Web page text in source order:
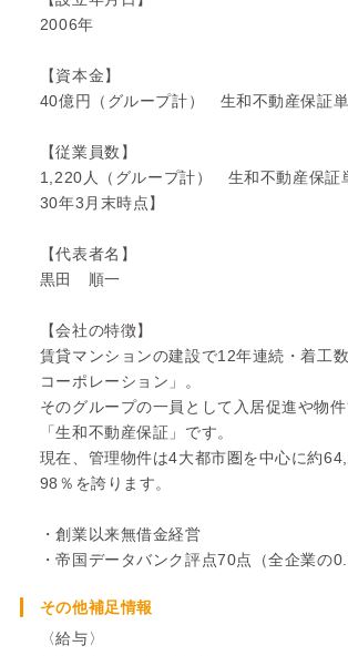
2006年
【資本金】
40億円（グループ計） 生和不動産保証
【従業員数】
1,220人（グループ計） 生和不動産保証
30年3月末時点】
【代表者名】
黒田 順一
【会社の特徴】
賃貸マンションの建設で12年連続・着工
コーポレーション」。
そのグループの一員として入居促進や物
「生和不動産保証」です。
現在、管理物件は4大都市圏を中心に約
98％を誇ります。
・創業以来無借金経営
・帝国データバンク評点70点（全企業の
その他補足情報
〈給与〉